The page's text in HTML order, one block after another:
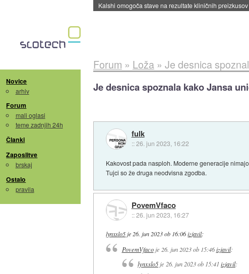
Sandisk že prodal več kot polovico SSD-jev za
Novice
arhiv
Forum
mali oglasi
teme zadnjih 24h
Članki
Zaposlitve
brskaj
Ostalo
pravila
Forum » Loža» Je desnica
Je desnica spoznala kako Jansa
fulk
::26. jun 2023, 16:22
Kakovost pada nasploh. Moderne generacije
Tujci so že druga neodvisna zgodba.
PovemVfaco
::26. jun 2023, 16:27
lynxslo5je26. jun 2023 ob 16:06 izjavil:
PovemVfacoje 26. jun 2023 ob 15:46 izjavil:
lynxslo5je 26. jun 2023 ob 15:41 izjavil: